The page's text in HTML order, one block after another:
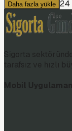
Daha fazla yükle 24